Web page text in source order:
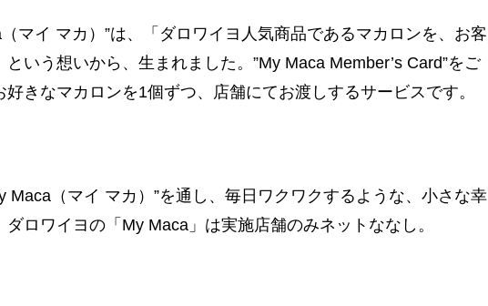
マイ マカ）”は、「ダロワイヨ人気商品であるマカロンを、お客
いう想いから、生まれました。”My Maca Member’s Card”をご
きなマカロンを1個ずつ、店舗にてお渡しするサービスです。
Maca（マイ マカ）”を通し、毎日ワクワクするような、小さな幸
ロワイヨの「My Maca」は実施店舗のみネットななし。